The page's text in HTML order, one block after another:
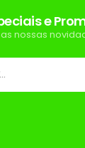
e
nossas